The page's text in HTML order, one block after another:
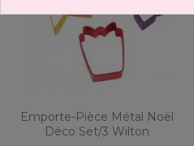
Emporte-Pièce Métal Noël
Déco Set/3 Wilton